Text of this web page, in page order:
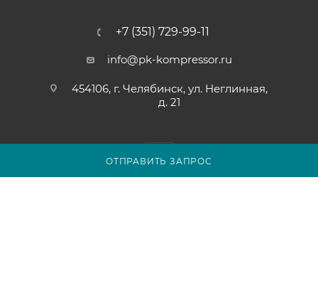
ОТПРАВИТЬ ЗАПРОС
+7 (351) 729-99-11
info@pk-kompressor.ru
454106, г. Челябинск, ул. Неглинная,
д. 21